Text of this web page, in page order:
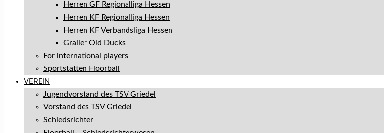
Herren GF Regionalliga Hessen
Herren KF Regionalliga Hessen
Herren KF Verbandsliga Hessen
Grailer Old Ducks
For international players
Sportstätten Floorball
VEREIN
Jugendvorstand des TSV Griedel
Vorstand des TSV Griedel
Schiedsrichter